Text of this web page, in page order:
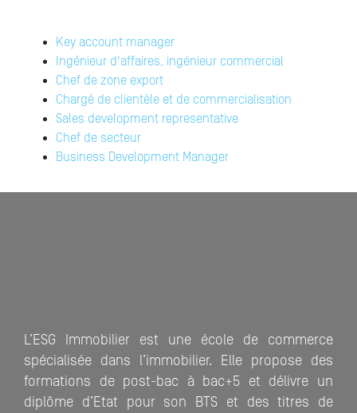
Key account manager
Ingénieur d'affaires, ingénieur commercial
Chef de zone export
Chargé de clientèle et de commercialisation
Sales development representative
Chef de secteur
Business Development Manager
L’ESG Immobilier est une école de commerce
spécialisée dans l’immobilier. Elle propose des
formations de post-bac à bac+5 et délivre un
diplôme d’Etat pour son BTS et des titres de